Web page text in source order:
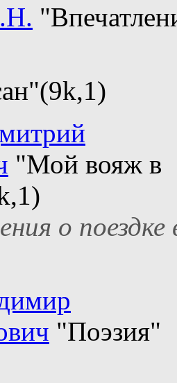
"Мой вояж в
о поездке
"Поэзия"